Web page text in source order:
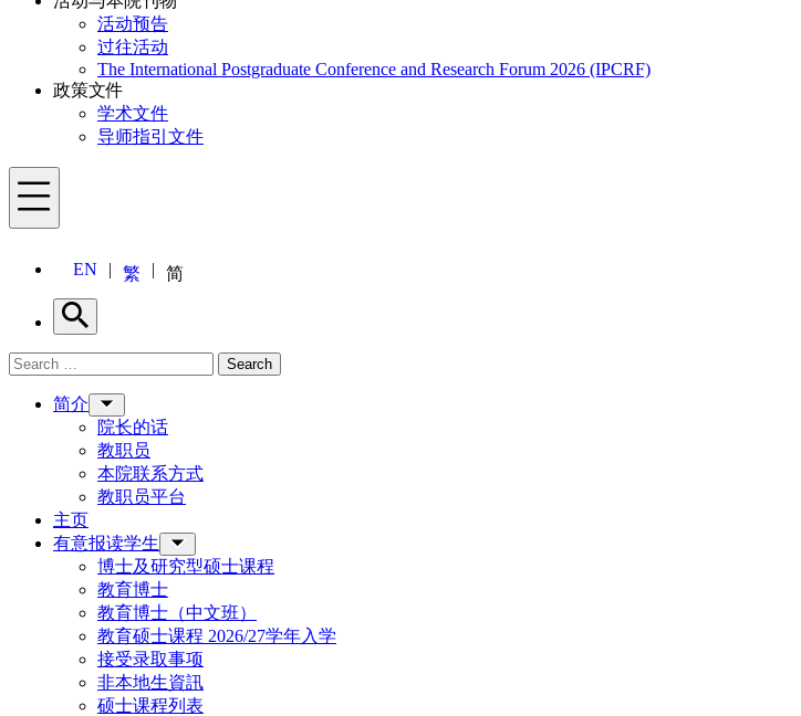
活动预告
过往活动
The International Postgraduate Conference and Research Forum 2026 (IPCRF)
政策文件
学术文件
导师指引文件
Menu
EN 繁 简
Search
Search for: Search
简介
院长的话
教职员
本院联系方式
教职员平台
主页
有意报读学生
博士及研究型硕士课程
教育博士
教育博士（中文班）
教育硕士课程 2026/27学年入学
接受录取事项
非本地生資訊
硕士课程列表